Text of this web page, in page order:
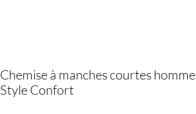
Chemise à manches courtes homme
Style Confort